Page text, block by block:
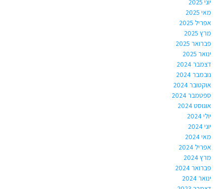
מאי 2025
אפריל 2025
מרץ 2025
פברואר 2025
ינואר 2025
דצמבר 2024
נובמבר 2024
אוקטובר 2024
ספטמבר 2024
אוגוסט 2024
יולי 2024
יוני 2024
מאי 2024
אפריל 2024
מרץ 2024
פברואר 2024
ינואר 2024